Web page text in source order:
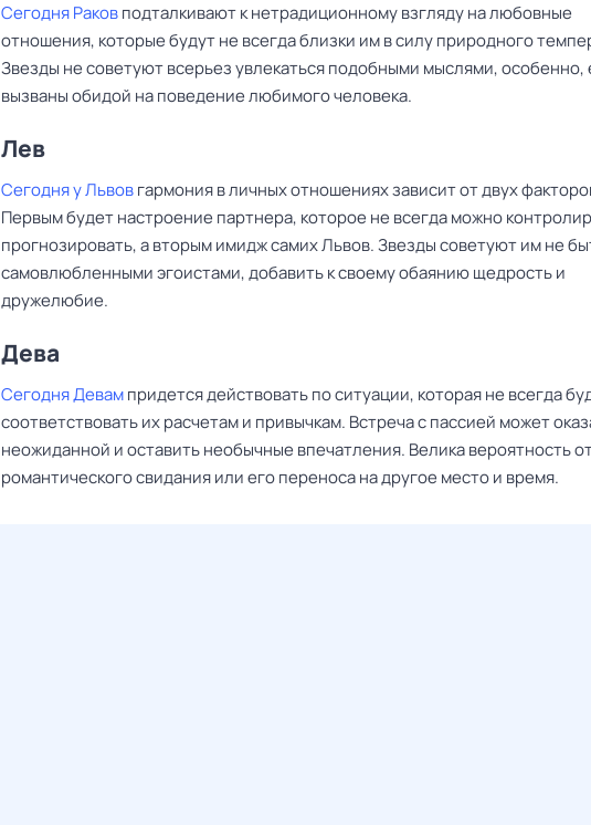
Сегодня Раковподталкивают к нетрадиционному взгляду на любовные
отношения, которые будут не всегда близки им в силу природного
Звезды не советуют всерьез увлекаться подобными мыслями, особенно,
вызваны обидой на поведение любимого человека.
Лев ‌‌
Сегодня у Львовгармония в личных отношениях зависит от двух
Первым будет настроение партнера, которое не всегда можно
прогнозировать, а вторым имидж самих Львов. Звезды советуют им не
самовлюбленными эгоистами, добавить к своему обаянию щедрость и
дружелюбие.
Дева ‌‌
Сегодня Девампридется действовать по ситуации, которая не всегда
соответствовать их расчетам и привычкам. Встреча с пассией может
неожиданной и оставить необычные впечатления. Велика вероятность
романтического свидания или его переноса на другое место и время.